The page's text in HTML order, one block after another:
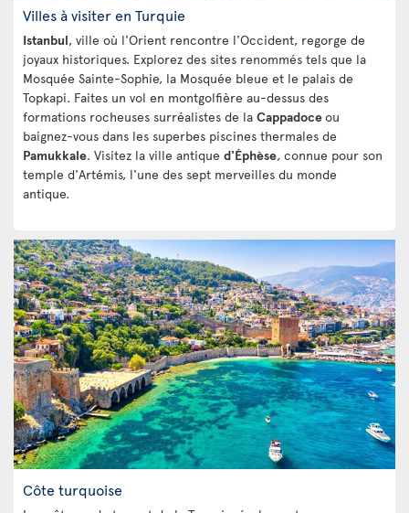
Villes à visiter en Turquie
Istanbul, ville où l'Orient rencontre l'Occident, regorge de
joyaux historiques. Explorez des sites renommés tels que la
Mosquée Sainte-Sophie, la Mosquée bleue et le palais de
Topkapi. Faites un vol en montgolfière au-dessus des
formations rocheuses surréalistes de la Cappadoceou
baignez-vous dans les superbes piscines thermales de
Pamukkale. Visitez la ville antique d'Éphèse, connue pour son
temple d'Artémis, l'une des sept merveilles du monde
antique.
Côte turquoise